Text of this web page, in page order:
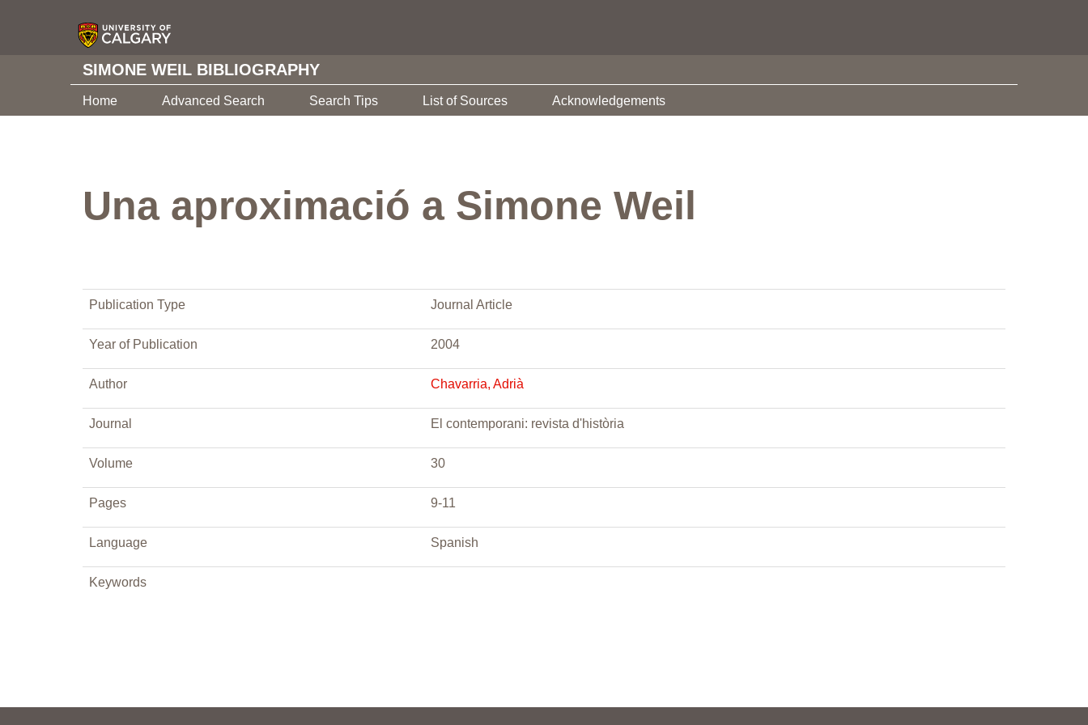
SIMONE WEIL BIBLIOGRAPHY
Home Advanced Search Search Tips List of Sources Acknowledgements
Una aproximació a Simone Weil
Publication Type Journal Article
Year of Publication 2004
Author Chavarria, Adrià
Journal El contemporani: revista d'història
Volume 30
Pages 9-11
Language Spanish
Keywords